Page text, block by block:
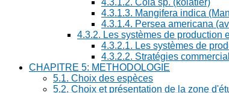
4.3.1.2. Cola sp. (kolatier)
4.3.1.3. Mangifera indica
4.3.1.4. Persea americana
4.3.2. Les systèmes de production
4.3.2.1. Les systèmes de
4.3.2.2. Stratégies
CHAPITRE 5: METHODOLOGIE
5.1. Choix des espèces
5.2. Choix et présentation de la zone